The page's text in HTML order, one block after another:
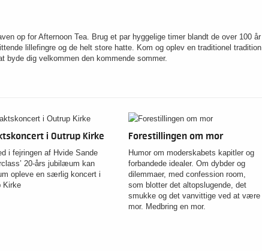
op for Afternoon Tea. Brug et par hyggelige timer blandt de over 100 år
lillefingre og de helt store hatte. Kom og oplev en traditionel tradition
dig velkommen den kommende sommer.
i Outrup Kirke
i fejringen af Hvide Sande
20-års jubilæum kan
opleve en særlig koncert i
Kirke
Forestillingen om mor
Humor om moderskabets kapitler og
forbandede idealer. Om dybder og
dilemmaer, med confession room,
som blotter det altopslugende, det
smukke og det vanvittige ved at være
mor. Medbring en mor.